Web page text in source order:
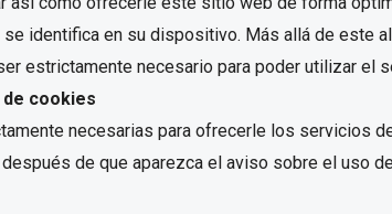
identifica en su dispositivo. Más allá de este
estrictamente necesario para poder utilizar el
cookies
necesarias para ofrecerle los servicios
de que aparezca el aviso sobre el uso